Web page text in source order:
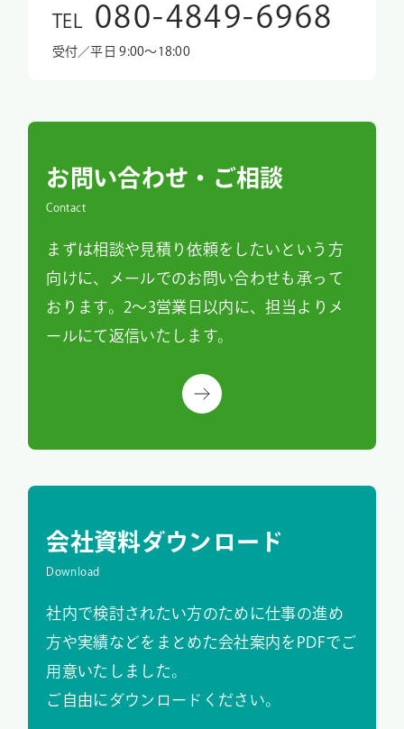
TEL 080-4849-6968
受付／平日 9:00〜18:00
お問い合わせ・ご相談
Contact
まずは相談や見積り依頼をしたいという方
向けに、メールでのお問い合わせも承って
おります。2～3営業日以内に、担当よりメ
ールにて返信いたします。
会社資料ダウンロード
Download
社内で検討されたい方のために仕事の進め
方や実績などをまとめた会社案内をPDFでご
用意いたしました。
ご自由にダウンロードください。